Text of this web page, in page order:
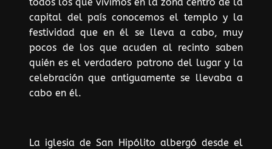
capital del país conocemos el templo y la
festividad que en él se lleva a cabo, muy
pocos de los que acuden al recinto saben
quién es el verdadero patrono del lugar y la
celebración que antiguamente se llevaba a
cabo en él.
La iglesia de San Hipólito albergó desde el